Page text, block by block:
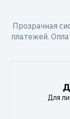
Прозрачная
платежей.
Для